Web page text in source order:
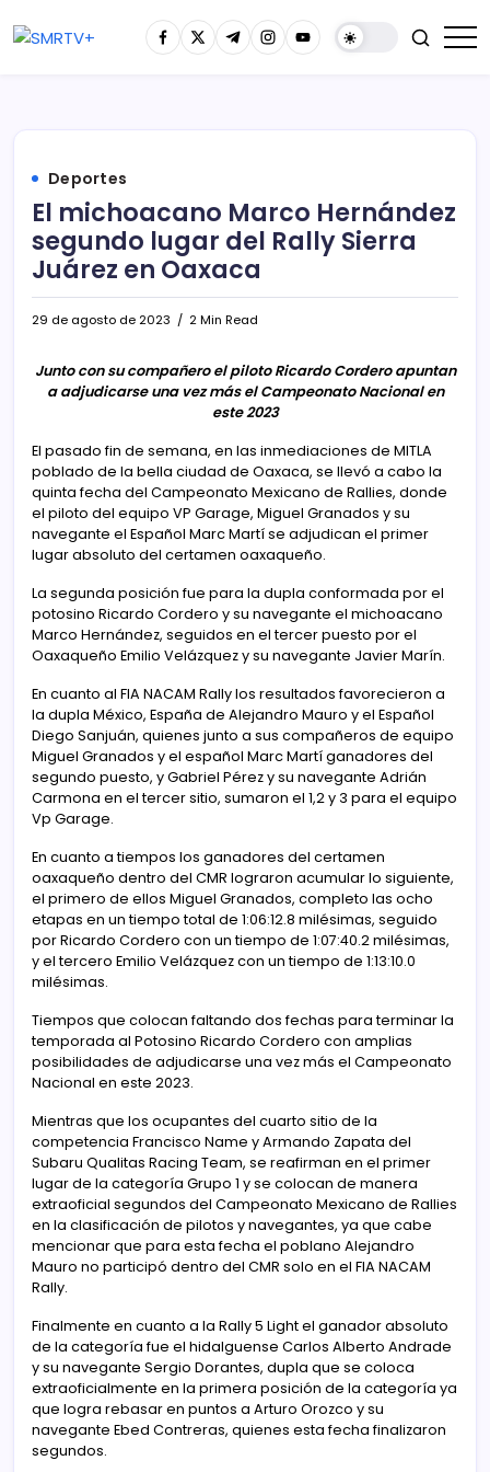
Deportes
El michoacano Marco Hernández
segundo lugar del Rally Sierra
Juárez en Oaxaca
29 de agosto de 2023 2 Min Read
Junto con su compañero el piloto Ricardo Cordero apuntan
a adjudicarse una vez más el Campeonato Nacional en
este 2023
El pasado fin de semana, en las inmediaciones de MITLA
poblado de la bella ciudad de Oaxaca, se llevó a cabo la
quinta fecha del Campeonato Mexicano de Rallies, donde
el piloto del equipo VP Garage, Miguel Granados y su
navegante el Español Marc Martí se adjudican el primer
lugar absoluto del certamen oaxaqueño.
La segunda posición fue para la dupla conformada por el
potosino Ricardo Cordero y su navegante el michoacano
Marco Hernández, seguidos en el tercer puesto por el
Oaxaqueño Emilio Velázquez y su navegante Javier Marín.
En cuanto al FIA NACAM Rally los resultados favorecieron a
la dupla México, España de Alejandro Mauro y el Español
Diego Sanjuán, quienes junto a sus compañeros de equipo
Miguel Granados y el español Marc Martí ganadores del
segundo puesto, y Gabriel Pérez y su navegante Adrián
Carmona en el tercer sitio, sumaron el 1,2 y 3 para el equipo
Vp Garage.
En cuanto a tiempos los ganadores del certamen
oaxaqueño dentro del CMR lograron acumular lo siguiente,
el primero de ellos Miguel Granados, completo las ocho
etapas en un tiempo total de 1:06:12.8 milésimas, seguido
por Ricardo Cordero con un tiempo de 1:07:40.2 milésimas,
y el tercero Emilio Velázquez con un tiempo de 1:13:10.0
milésimas.
Tiempos que colocan faltando dos fechas para terminar la
temporada al Potosino Ricardo Cordero con amplias
posibilidades de adjudicarse una vez más el Campeonato
Nacional en este 2023.
Mientras que los ocupantes del cuarto sitio de la
competencia Francisco Name y Armando Zapata del
Subaru Qualitas Racing Team, se reafirman en el primer
lugar de la categoría Grupo 1 y se colocan de manera
extraoficial segundos del Campeonato Mexicano de Rallies
en la clasificación de pilotos y navegantes, ya que cabe
mencionar que para esta fecha el poblano Alejandro
Mauro no participó dentro del CMR solo en el FIA NACAM
Rally.
Finalmente en cuanto a la Rally 5 Light el ganador absoluto
de la categoría fue el hidalguense Carlos Alberto Andrade
y su navegante Sergio Dorantes, dupla que se coloca
extraoficialmente en la primera posición de la categoría ya
que logra rebasar en puntos a Arturo Orozco y su
navegante Ebed Contreras, quienes esta fecha finalizaron
segundos.